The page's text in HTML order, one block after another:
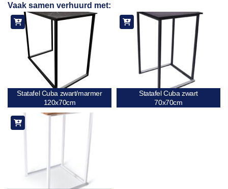
aan
verlanglijst
Vaak samen verhuurd met:
Statafel Cuba zwart/marmer
120x70cm
Statafel Cuba zwart
70x70cm